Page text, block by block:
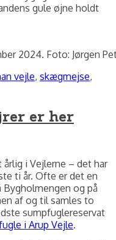
gule øjne holdt
2024. Foto: Jørgen
vejle, skægmejse,
er her
årlig i Vejlerne – det har
ti år. Ofte er det en
og på
af og til samles to
sumpfuglereservat
i Arup Vejle.